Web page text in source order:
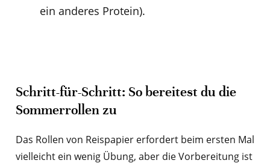
ein anderes Protein).
Schritt-für-Schritt: So bereitest du die
Sommerrollen zu
Das Rollen von Reispapier erfordert beim ersten Mal
vielleicht ein wenig Übung, aber die Vorbereitung ist